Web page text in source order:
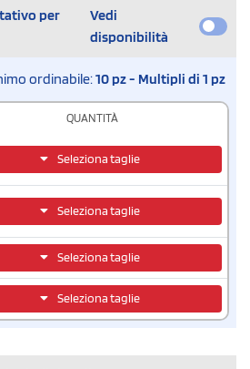
per
Vedi
disponibilità
ordinabile:10 pz - Multipli di 1 pz
QUANTITÀ
Seleziona taglie
Seleziona taglie
Seleziona taglie
Seleziona taglie